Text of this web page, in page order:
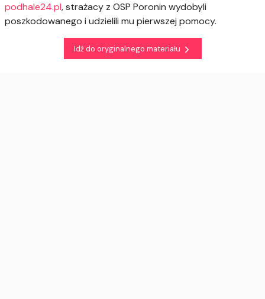
podhale24.pl, strażacy z OSP Poronin wydobyli
poszkodowanego i udzielili mu pierwszej pomocy.
Idź do oryginalnego materiału